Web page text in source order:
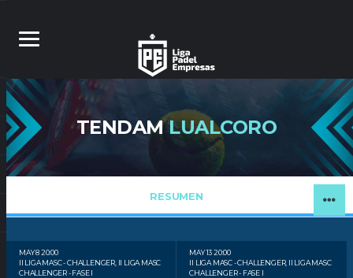
TENDAMLUALCORO
RESUMEN
MAY 820:00
II LIGA MASC - CHALLENGER, II LIGA MASC
CHALLENGER - FASE I
MAY 1320:00
II LIGA MASC - CHALLENGER, II LIGA MASC
CHALLENGER - FASE I